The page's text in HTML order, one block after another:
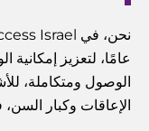
عامًا، لتعزيز
الوصول ومتكاملة،
الإعاقات وكبار